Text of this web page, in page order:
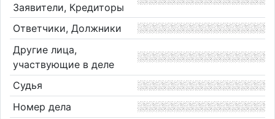
Заявители, Кредиторы
Ответчики, Должники
Другие лица,
участвующие в деле
Судья
Номер дела